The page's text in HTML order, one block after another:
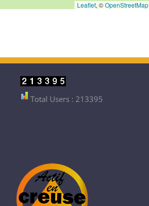
Leaflet, ©OpenStreetMap
Total Users : 213395